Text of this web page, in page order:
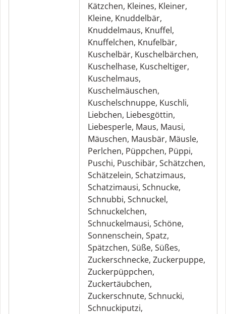
Kätzchen, Kleines, Kleiner,
Kleine, Knuddelbär,
Knuddelmaus, Knuffel,
Knuffelchen, Knufelbär,
Kuschelbär, Kuschelbärchen,
Kuschelhase, Kuscheltiger,
Kuschelmaus,
Kuschelmäuschen,
Kuschelschnuppe, Kuschli,
Liebchen, Liebesgöttin,
Liebesperle, Maus, Mausi,
Mäuschen, Mausbär, Mäusle,
Perlchen, Püppchen, Püppi,
Puschi, Puschibär, Schätzchen,
Schätzelein, Schatzimaus,
Schatzimausi, Schnucke,
Schnubbi, Schnuckel,
Schnuckelchen,
Schnuckelmausi, Schöne,
Sonnenschein, Spatz,
Spätzchen, Süße, Süßes,
Zuckerschnecke, Zuckerpuppe,
Zuckerpüppchen,
Zuckertäubchen,
Zuckerschnute, Schnucki,
Schnuckiputzi,